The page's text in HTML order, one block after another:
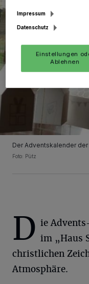
Der Adventskalender
Foto: Pütz
D ie
im „Haus
christlichen
Atmosphäre.
Impressum
Datenschutz
Einstellungen
Ablehnen